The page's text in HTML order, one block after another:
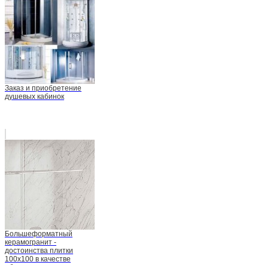
Заказ и приобретение
душевых кабинок
Большеформатный
керамогранит -
достоинства плитки
100х100 в качестве